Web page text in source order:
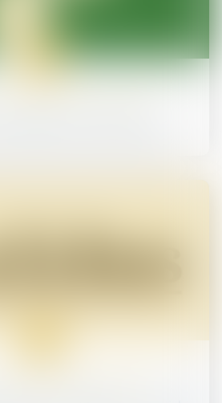
comptes à l'ordre du jour
et professionnelles
et professionnelles